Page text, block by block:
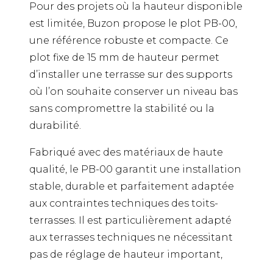
Pour des projets où la hauteur disponible
est limitée, Buzon propose le plot PB-00,
une référence robuste et compacte. Ce
plot fixe de 15 mm de hauteur permet
d’installer une terrasse sur des supports
où l’on souhaite conserver un niveau bas
sans compromettre la stabilité ou la
durabilité.
Fabriqué avec des matériaux de haute
qualité, le PB-00 garantit une installation
stable, durable et parfaitement adaptée
aux contraintes techniques des toits-
terrasses. Il est particulièrement adapté
aux terrasses techniques ne nécessitant
pas de réglage de hauteur important,